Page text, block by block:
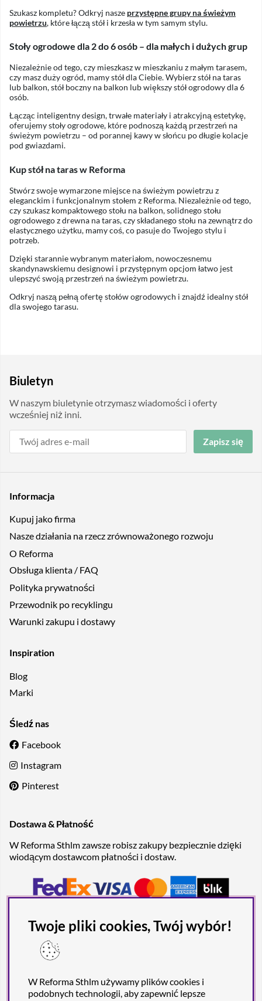
Szukasz kompletu? Odkryj nasze przystępne grupy na świeżym
powietrzu, które łączą stół i krzesła w tym samym stylu.
Stoły ogrodowe dla 2 do 6 osób – dla małych i dużych grup
Niezależnie od tego, czy mieszkasz w mieszkaniu z małym tarasem,
czy masz duży ogród, mamy stół dla Ciebie. Wybierz stół na taras
lub balkon, stół boczny na balkon lub większy stół ogrodowy dla 6
osób.
Łącząc inteligentny design, trwałe materiały i atrakcyjną estetykę,
oferujemy stoły ogrodowe, które podnoszą każdą przestrzeń na
świeżym powietrzu – od porannej kawy w słońcu po długie kolacje
pod gwiazdami.
Kup stół na taras w Reforma
Stwórz swoje wymarzone miejsce na świeżym powietrzu z
eleganckim i funkcjonalnym stołem z Reforma. Niezależnie od tego,
czy szukasz kompaktowego stołu na balkon, solidnego stołu
ogrodowego z drewna na taras, czy składanego stołu na zewnątrz do
elastycznego użytku, mamy coś, co pasuje do Twojego stylu i
potrzeb.
Dzięki starannie wybranym materiałom, nowoczesnemu
skandynawskiemu designowi i przystępnym opcjom łatwo jest
ulepszyć swoją przestrzeń na świeżym powietrzu.
Odkryj naszą pełną ofertę stołów ogrodowych i znajdź idealny stół
dla swojego tarasu.
Biuletyn
W naszym biuletynie otrzymasz wiadomości i oferty
wcześniej niż inni.
Zapisz się
Informacja
Kupuj jako firma
Nasze działania na rzecz zrównoważonego rozwoju
O Reforma
Obsługa klienta / FAQ
Polityka prywatności
Przewodnik po recyklingu
Warunki zakupu i dostawy
Inspiration
Blog
Marki
Śledź nas
Facebook
Instagram
Pinterest
Dostawa & Płatność
W Reforma Sthlm zawsze robisz zakupy bezpiecznie dzięki
wiodącym dostawcom płatności i dostaw.
Twoje pliki cookies, Twój wybór!
W Reforma Sthlm używamy plików cookies i
podobnych technologii, aby zapewnić lepsze